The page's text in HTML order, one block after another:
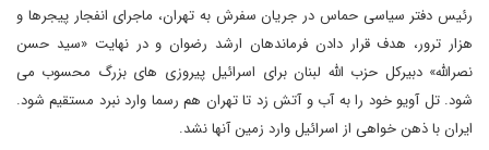
رئیس دفتر سیاسی حماس در جریان سفرش به تهران، ماجرای انفجار پیجرها و
هزار ترور، هدف قرار دادن فرماندهان ارشد رضوان و در نهایت «سید حسن
نصرالله» دبیرکل حزب الله لبنان برای اسرائیل پیروزی های بزرگ محسوب می
شود. تل آویو خود را به آب و آتش زد تا تهران هم رسما وارد نبرد مستقیم شود.
ایران با ذهن خواهی از اسرائیل وارد زمین آنها نشد.